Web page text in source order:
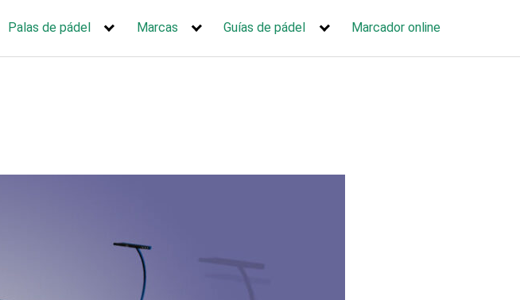
Palas de pádel Marcas Guías de pádel Marcador online